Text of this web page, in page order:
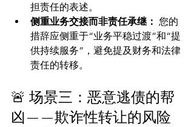
担责任的表述。
侧重业务交接而非责任承继： 您的
措辞应侧重于“业务平稳过渡”和“提
供持续服务”，避免提及财务和法律
责任的转移。
🚨 场景三：恶意逃债的帮
凶——欺诈性转让的风险